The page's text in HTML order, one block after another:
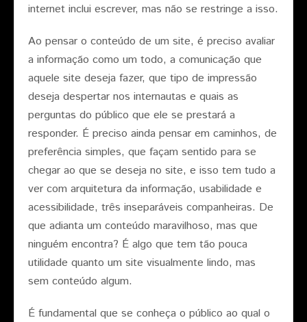
internet inclui escrever, mas não se restringe a isso.
Ao pensar o conteúdo de um site, é preciso avaliar
a informação como um todo, a comunicação que
aquele site deseja fazer, que tipo de impressão
deseja despertar nos internautas e quais as
perguntas do público que ele se prestará a
responder. É preciso ainda pensar em caminhos, de
preferência simples, que façam sentido para se
chegar ao que se deseja no site, e isso tem tudo a
ver com arquitetura da informação, usabilidade e
acessibilidade, três inseparáveis companheiras. De
que adianta um conteúdo maravilhoso, mas que
ninguém encontra? É algo que tem tão pouca
utilidade quanto um site visualmente lindo, mas
sem conteúdo algum.
É fundamental que se conheça o público ao qual o